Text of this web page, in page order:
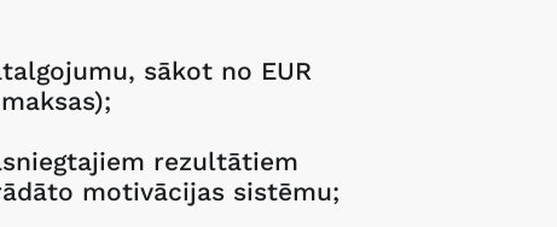
sākot no EUR
rezultātiem
motivācijas sistēmu;